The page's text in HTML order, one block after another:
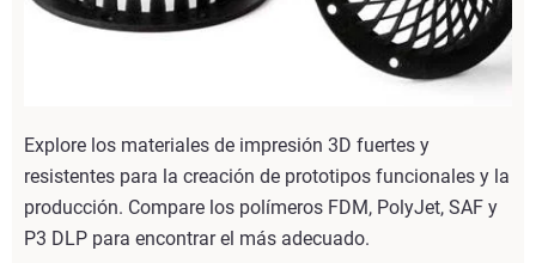
Explore los materiales de impresión 3D fuertes y
resistentes para la creación de prototipos funcionales y la
producción. Compare los polímeros FDM, PolyJet, SAF y
P3 DLP para encontrar el más adecuado.